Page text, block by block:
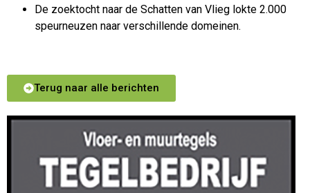
De zoektocht naar de Schatten van Vlieg lokte 2.000
speurneuzen naar verschillende domeinen.
Terug naar alle berichten